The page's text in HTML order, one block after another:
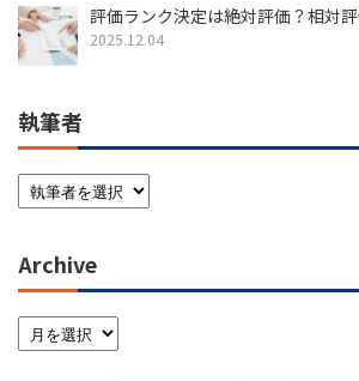
評価ランク決定は絶対評価？相対
2025.12.04
執筆者
Archive